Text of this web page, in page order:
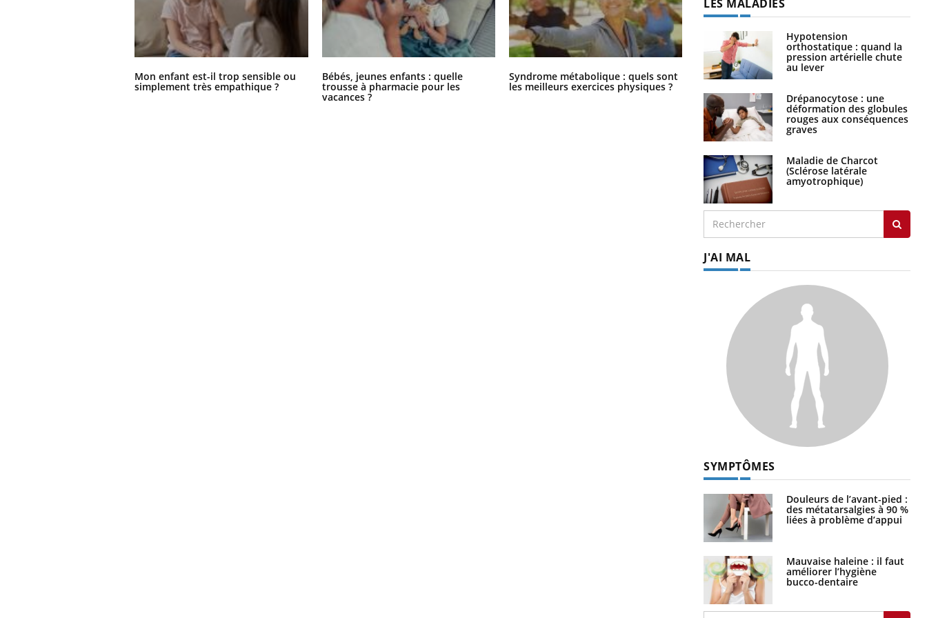
Mon enfant est-il trop sensible ou
simplement très empathique ?
Bébés, jeunes enfants : quelle
trousse à pharmacie pour les
vacances ?
Syndrome métabolique : quels sont
les meilleurs exercices physiques ?
Comment éviter une otite pendant
les vacances ?
LES MALADIES
Hypotension
orthostatique : quand la
pression artérielle chute
au lever
Drépanocytose : une
déformation des globules
rouges aux conséquences
graves
Maladie de Charcot
(Sclérose latérale
amyotrophique)
J'AI MAL
SYMPTÔMES
Douleurs de l’avant-pied :
des métatarsalgies à 90 %
liées à problème d’appui
Mauvaise haleine : il faut
améliorer l’hygiène
bucco-dentaire